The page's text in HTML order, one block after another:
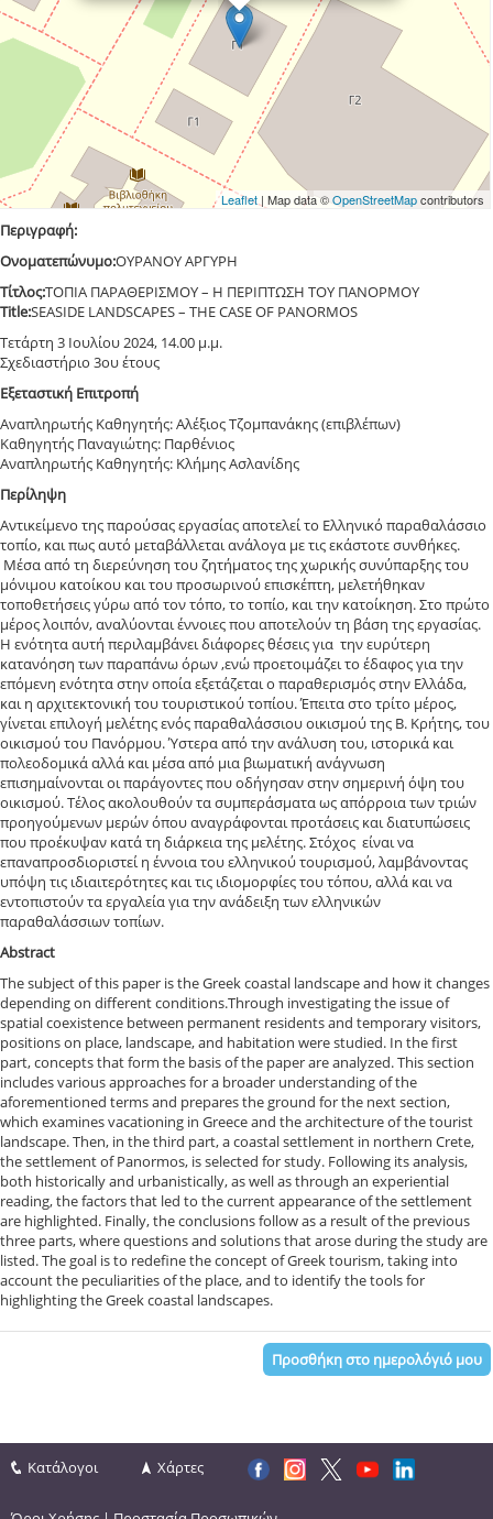
Leaflet| Map data ©OpenStreetMapcontributors
Περιγραφή:
Ονοματεπώνυμο:ΟΥΡΑΝΟΥ ΑΡΓΥΡΗ
Τίτλος:ΤΟΠΙΑ ΠΑΡΑΘΕΡΙΣΜΟΥ – Η ΠΕΡΙΠΤΩΣΗ ΤΟΥ ΠΑΝΟΡΜΟΥ
Title:SEASIDE LANDSCAPES – THE CASE OF PANORMOS
Τετάρτη 3 Ιουλίου 2024, 14.00 μ.μ.
Σχεδιαστήριο 3ου έτους
Εξεταστική Επιτροπή
Αναπληρωτής Καθηγητής: Αλέξιος Τζομπανάκης (επιβλέπων)
Καθηγητής Παναγιώτης: Παρθένιος
Αναπληρωτής Καθηγητής: Κλήμης Ασλανίδης
Περίληψη
Αντικείμενο της παρούσας εργασίας αποτελεί το Ελληνικό παραθαλάσσιο
τοπίο, και πως αυτό μεταβάλλεται ανάλογα με τις εκάστοτε συνθήκες.
Μέσα από τη διερεύνηση του ζητήματος της χωρικής συνύπαρξης του
μόνιμου κατοίκου και του προσωρινού επισκέπτη, μελετήθηκαν
τοποθετήσεις γύρω από τον τόπο, το τοπίο, και την κατοίκηση. Στο πρώτο
μέρος λοιπόν, αναλύονται έννοιες που αποτελούν τη βάση της εργασίας.
Η ενότητα αυτή περιλαμβάνει διάφορες θέσεις για την ευρύτερη
κατανόηση των παραπάνω όρων ,ενώ προετοιμάζει το έδαφος για την
επόμενη ενότητα στην οποία εξετάζεται ο παραθερισμός στην Ελλάδα,
και η αρχιτεκτονική του τουριστικού τοπίου. Έπειτα στο τρίτο μέρος,
γίνεται επιλογή μελέτης ενός παραθαλάσσιου οικισμού της Β. Κρήτης, του
οικισμού του Πανόρμου. Ύστερα από την ανάλυση του, ιστορικά και
πολεοδομικά αλλά και μέσα από μια βιωματική ανάγνωση
επισημαίνονται οι παράγοντες που οδήγησαν στην σημερινή όψη του
οικισμού. Τέλος ακολουθούν τα συμπεράσματα ως απόρροια των τριών
προηγούμενων μερών όπου αναγράφονται προτάσεις και διατυπώσεις
που προέκυψαν κατά τη διάρκεια της μελέτης. Στόχος είναι να
επαναπροσδιοριστεί η έννοια του ελληνικού τουρισμού, λαμβάνοντας
υπόψη τις ιδιαιτερότητες και τις ιδιομορφίες του τόπου, αλλά και να
εντοπιστούν τα εργαλεία για την ανάδειξη των ελληνικών
παραθαλάσσιων τοπίων.
Abstract
The subject of this paper is the Greek coastal landscape and how it changes
depending on different conditions.Through investigating the issue of
spatial coexistence between permanent residents and temporary visitors,
positions on place, landscape, and habitation were studied. In the first
part, concepts that form the basis of the paper are analyzed. This section
includes various approaches for a broader understanding of the
aforementioned terms and prepares the ground for the next section,
which examines vacationing in Greece and the architecture of the tourist
landscape. Then, in the third part, a coastal settlement in northern Crete,
the settlement of Panormos, is selected for study. Following its analysis,
both historically and urbanistically, as well as through an experiential
reading, the factors that led to the current appearance of the settlement
are highlighted. Finally, the conclusions follow as a result of the previous
three parts, where questions and solutions that arose during the study are
listed. The goal is to redefine the concept of Greek tourism, taking into
account the peculiarities of the place, and to identify the tools for
highlighting the Greek coastal landscapes.
Προσθήκη στο ημερολόγιό μου
Κατάλογοι Χάρτες